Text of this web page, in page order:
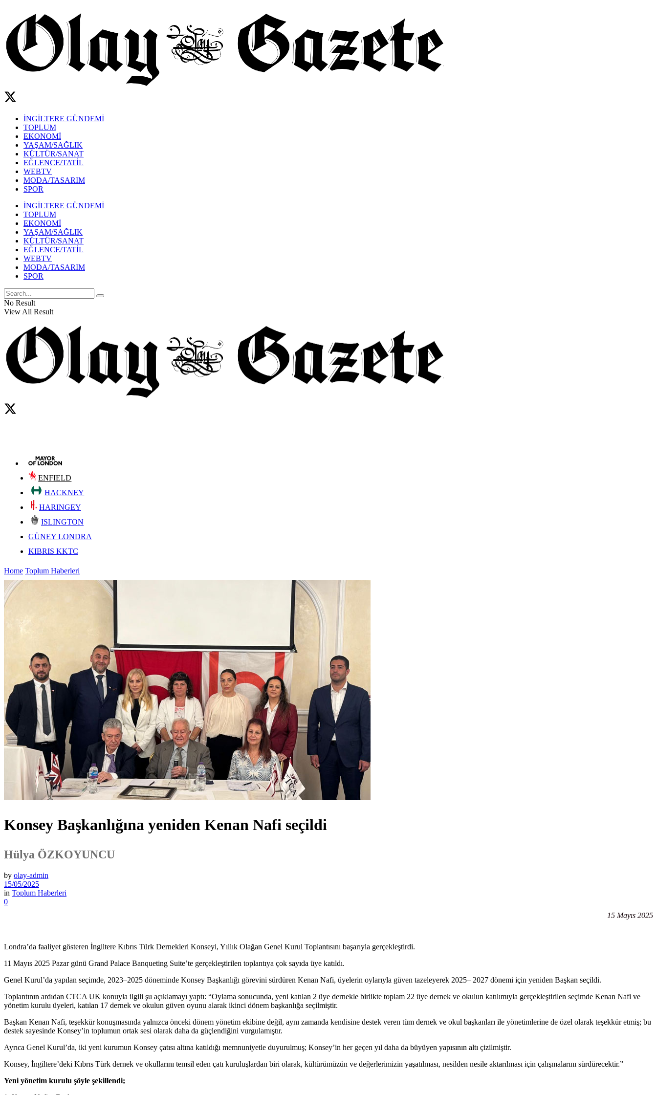
İNGİLTERE GÜNDEMİ
TOPLUM
EKONOMİ
YAŞAM/SAĞLIK
KÜLTÜR/SANAT
EĞLENCE/TATİL
WEBTV
MODA/TASARIM
SPOR
İNGİLTERE GÜNDEMİ
TOPLUM
EKONOMİ
YAŞAM/SAĞLIK
KÜLTÜR/SANAT
EĞLENCE/TATİL
WEBTV
MODA/TASARIM
SPOR
No Result
View All Result
ENFIELD
HACKNEY
HARINGEY
ISLINGTON
GÜNEY LONDRA
KIBRIS KKTC
Home Toplum Haberleri
Konsey Başkanlığına yeniden Kenan Nafi seçildi
Hülya ÖZKOYUNCU
by olay-admin
15/05/2025
in Toplum Haberleri
0
15 Mayıs 2025
Londra’da faaliyet gösteren İngiltere Kıbrıs Türk Dernekleri Konseyi, Yıllık Olağan Genel Kurul Toplantısını başarıyla gerçekleştirdi.
11 Mayıs 2025 Pazar günü Grand Palace Banqueting Suite’te gerçekleştirilen toplantıya çok sayıda üye katıldı.
Genel Kurul’da yapılan seçimde, 2023–2025 döneminde Konsey Başkanlığı görevini sürdüren Kenan Nafi, üyelerin oylarıyla güven tazeleyerek 2025– 2027 dönemi için yeniden Başkan seçildi.
Toplantının ardıdan CTCA UK konuyla ilgili şu açıklamayı yaptı: “Oylama sonucunda, yeni katılan 2 üye dernekle birlikte toplam 22 üye dernek ve okulun katılımıyla gerçekleştirilen seçimde Kenan Nafi ve
yönetim kurulu üyeleri, katılan 17 dernek ve okulun güven oyunu alarak ikinci dönem başkanlığa seçilmiştir.
Başkan Kenan Nafi, teşekkür konuşmasında yalnızca önceki dönem yönetim ekibine değil, aynı zamanda kendisine destek veren tüm dernek ve okul başkanları ile yönetimlerine de özel olarak teşekkür etmiş; bu
destek sayesinde Konsey’in toplumun ortak sesi olarak daha da güçlendiğini vurgulamıştır.
Ayrıca Genel Kurul’da, iki yeni kurumun Konsey çatısı altına katıldığı memnuniyetle duyurulmuş; Konsey’in her geçen yıl daha da büyüyen yapısının altı çizilmiştir.
Konsey, İngiltere’deki Kıbrıs Türk dernek ve okullarını temsil eden çatı kuruluşlardan biri olarak, kültürümüzün ve değerlerimizin yaşatılması, nesilden nesile aktarılması için çalışmalarını sürdürecektir.”
Yeni yönetim kurulu şöyle şekillendi;